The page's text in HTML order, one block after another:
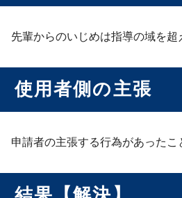
先輩からのいじめは指導の域を
使用者側の主張
申請者の主張する行為があったこ